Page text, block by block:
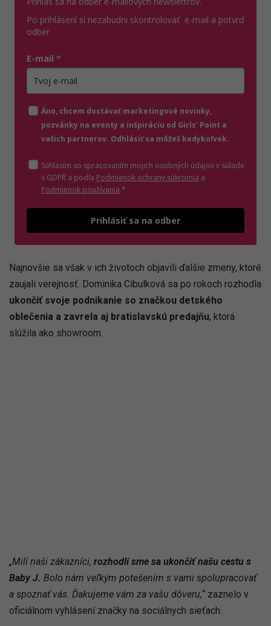
Po prihlásení si nezabudni skontrolovať e-mail a potvrď
odber.
E-mail *
Áno, chcem dostávať marketingové novinky,
pozvánky na eventy a inšpiráciu od Girls' Point a
vašich partnerov. Odhlásiť sa môžeš kedykoľvek.
Súhlasím so spracovaním mojich osobných údajov v súlade
s GDPR a podľa Podmienok ochrany súkromia (otvorí sa v novom
a
Podmienok používania(otvorí sa v novom okne)
.*
Prihlásiť sa na odber
Najnovšie sa však v ich životoch objavili ďalšie zmeny, ktoré
zaujali verejnosť. Dominika Cibulková sa po rokoch rozhodla
ukončiť svoje podnikanie so značkou detského
oblečenia a zavrela aj bratislavskú predajňu, ktorá
slúžila ako showroom.
„Milí naši zákazníci, rozhodli sme sa ukončiť našu cestu s
Baby J. Bolo nám veľkým potešením s vami spolupracovať
a spoznať vás. Ďakujeme vám za vašu dôveru,“ zaznelo v
oficiálnom vyhlásení značky na sociálnych sieťach.